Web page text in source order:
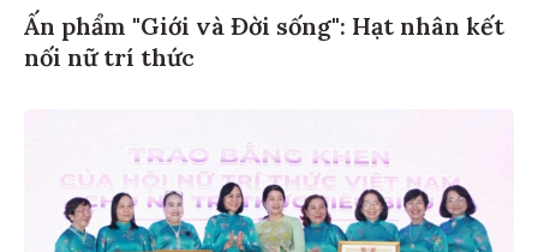
Ấn phẩm "Giới và Đời sống": Hạt nhân kết
nối nữ trí thức